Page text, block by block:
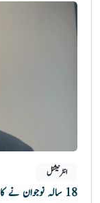
انٹرنیشنل
18 سالہ نوجوان نے کالج پروفیسر بن کر تاریخ رقم کر دی